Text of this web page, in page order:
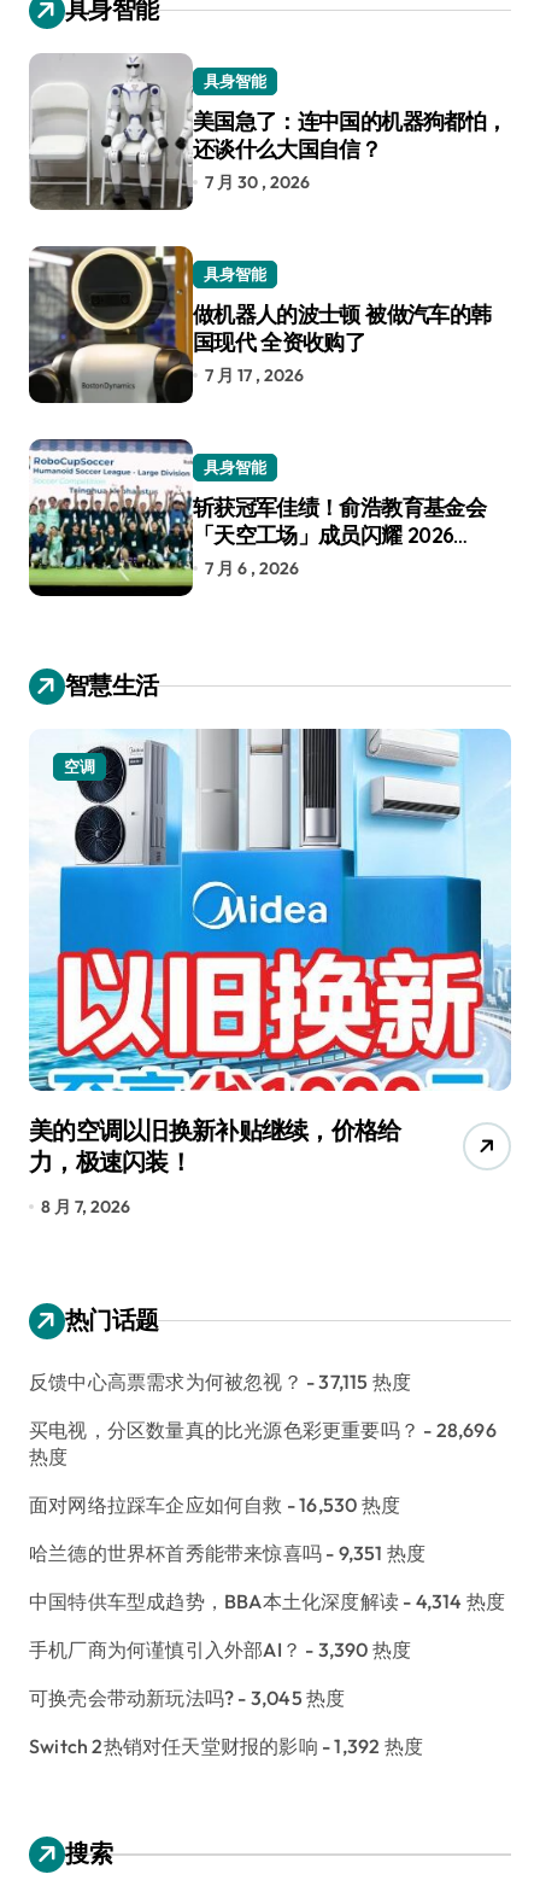
具身智能
具身智能
美国急了：连中国的机器狗都怕，
还谈什么大国自信？
7 月 30 , 2026
具身智能
做机器人的波士顿 被做汽车的韩
国现代 全资收购了
7 月 17 , 2026
具身智能
斩获冠军佳绩！俞浩教育基金会
「天空工场」成员闪耀 2026
RoboCup 机器人世界杯
7 月 6 , 2026
智慧生活
空调
美的空调以旧换新补贴继续，价格给
力，极速闪装！
8 月 7, 2026
热门话题
反馈中心高票需求为何被忽视？ - 37,115 热度
买电视，分区数量真的比光源色彩更重要吗？ - 28,696
热度
面对网络拉踩车企应如何自救 - 16,530 热度
哈兰德的世界杯首秀能带来惊喜吗 - 9,351 热度
中国特供车型成趋势，BBA本土化深度解读 - 4,314 热度
手机厂商为何谨慎引入外部AI？ - 3,390 热度
可换壳会带动新玩法吗? - 3,045 热度
Switch 2热销对任天堂财报的影响 - 1,392 热度
搜索